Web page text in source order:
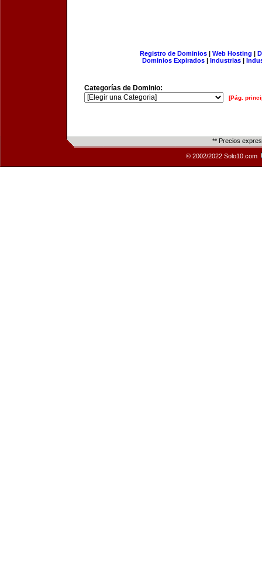
Registro de Dominios| Web Hosting |
Dominios Expirados | Industrias |
Categorías de Dominio:
[Pág.
** Precios
© 2002/2022 Solo10.com